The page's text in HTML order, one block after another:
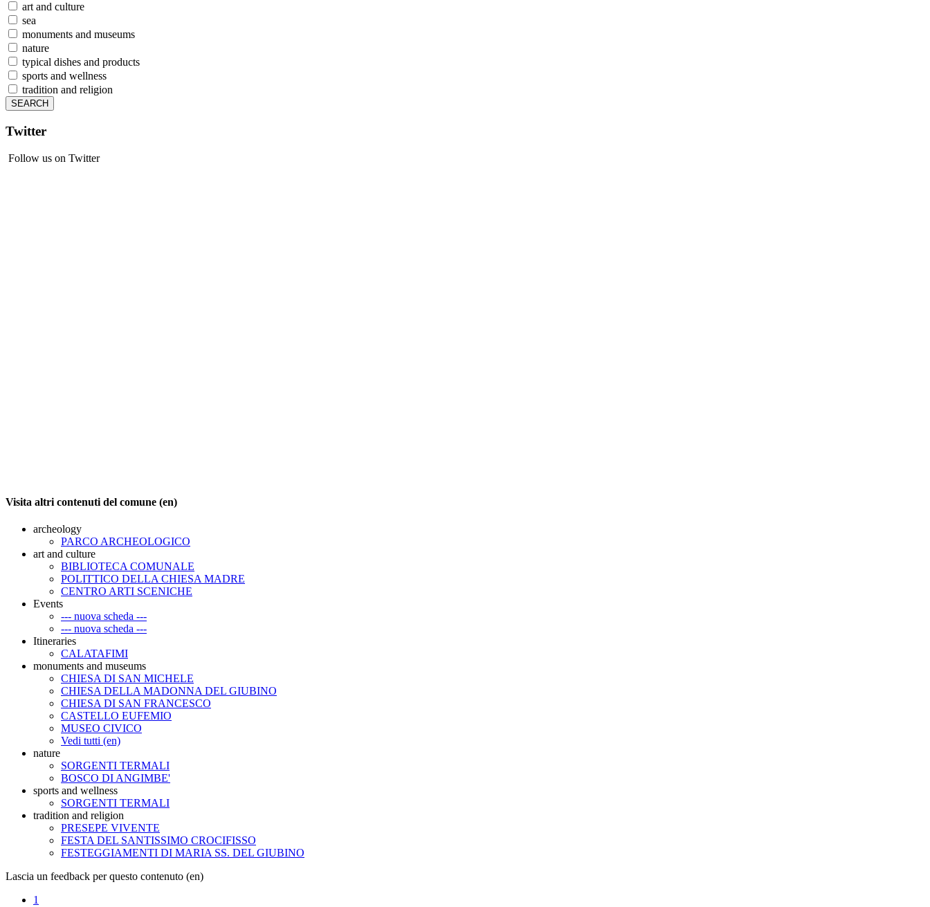
art and culture
sea
monuments and museums
nature
typical dishes and products
sports and wellness
tradition and religion
Twitter
Follow us on Twitter
Visita altri contenuti del comune (en)
archeology
PARCO ARCHEOLOGICO
art and culture
BIBLIOTECA COMUNALE
POLITTICO DELLA CHIESA MADRE
CENTRO ARTI SCENICHE
Events
--- nuova scheda ---
--- nuova scheda ---
Itineraries
CALATAFIMI
monuments and museums
CHIESA DI SAN MICHELE
CHIESA DELLA MADONNA DEL GIUBINO
CHIESA DI SAN FRANCESCO
CASTELLO EUFEMIO
MUSEO CIVICO
Vedi tutti (en)
nature
SORGENTI TERMALI
BOSCO DI ANGIMBE'
sports and wellness
SORGENTI TERMALI
tradition and religion
PRESEPE VIVENTE
FESTA DEL SANTISSIMO CROCIFISSO
FESTEGGIAMENTI DI MARIA SS. DEL GIUBINO
Lascia un feedback per questo contenuto (en)
1